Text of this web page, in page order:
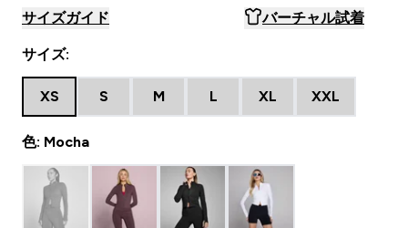
サイズガイド バーチャル試着
サイズ:
XS S M L XL XXL
色: Mocha